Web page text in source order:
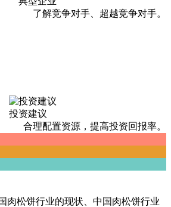
了解竞争对手、超越竞争对手。
投资建议
合理配置资源，提高投资回报率。
肉松饼行业的现状、中国肉松饼行业